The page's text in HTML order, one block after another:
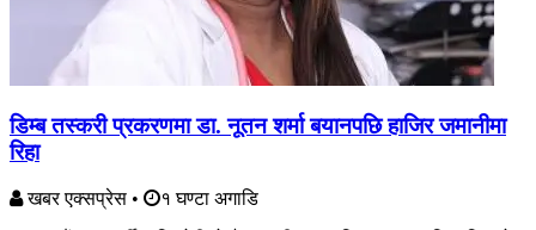
डिम्ब तस्करी प्रकरणमा डा. नूतन शर्मा बयानपछि हाजिर जमानीमा
रिहा
खबर एक्सप्रेस •
१ घण्टा अगाडि